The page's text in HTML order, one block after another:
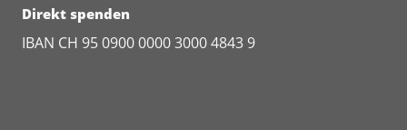
Direkt spenden
IBAN CH 95 0900 0000 3000 4843 9